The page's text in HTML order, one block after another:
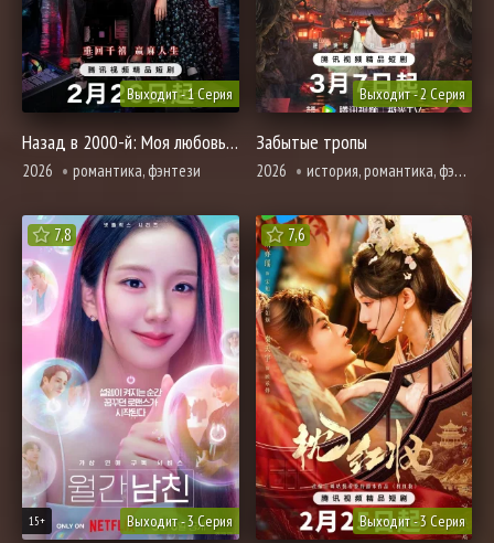
Выходит - 1 Серия
Назад в 2000-й: Моя любовь к соседке по парте
2026 романтика, фэнтези
Выходит - 2 Серия
Забытые тропы
2026 история, романтика, фэнтези
7,8
Выходит - 3 Серия
15+
7,6
Выходит - 3 Серия